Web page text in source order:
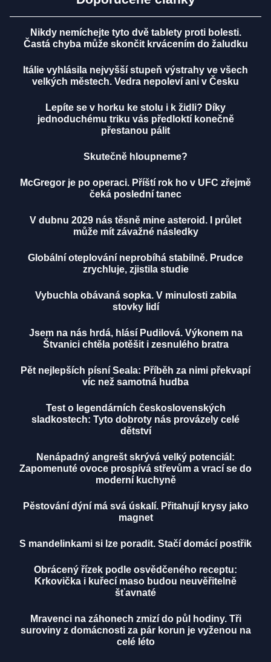
Nikdy nemíchejte tyto dvě tablety proti bolesti.
Častá chyba může skončit krvácením do žaludku
Itálie vyhlásila nejvyšší stupeň výstrahy ve všech
velkých městech. Vedra nepoleví ani v Česku
Lepíte se v horku ke stolu i k židli? Díky
jednoduchému triku vás předloktí konečně
přestanou pálit
Skutečně hloupneme?
McGregor je po operaci. Příští rok ho v UFC zřejmě
čeká poslední tanec
V dubnu 2029 nás těsně mine asteroid. I průlet
může mít závažné následky
Globální oteplování neprobíhá stabilně. Prudce
zrychluje, zjistila studie
Vybuchla obávaná sopka. V minulosti zabila
stovky lidí
Jsem na nás hrdá, hlásí Pudilová. Výkonem na
Štvanici chtěla potěšit i zesnulého bratra
Pět nejlepších písní Seala: Příběh za nimi překvapí
víc než samotná hudba
Test o legendárních československých
sladkostech: Tyto dobroty nás provázely celé
dětství
Nenápadný angrešt skrývá velký potenciál:
Zapomenuté ovoce prospívá střevům a vrací se do
moderní kuchyně
Pěstování dýní má svá úskalí. Přitahují krysy jako
magnet
S mandelinkami si lze poradit. Stačí domácí postřik
Obrácený řízek podle osvědčeného receptu:
Krkovička i kuřecí maso budou neuvěřitelně
šťavnaté
Mravenci na záhonech zmizí do půl hodiny. Tři
suroviny z domácnosti za pár korun je vyženou na
celé léto